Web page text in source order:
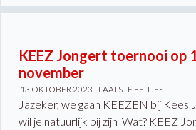
KEEZ Jongert toernooi op
november
13 OKTOBER 2023 - LAATSTE FEITJES
Jazeker, we gaan KEEZEN bij Kees
wil je natuurlijk bij zijn Wat? KEEZ